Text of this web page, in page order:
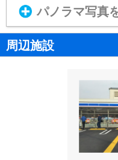
パノラマ写真
周辺施設